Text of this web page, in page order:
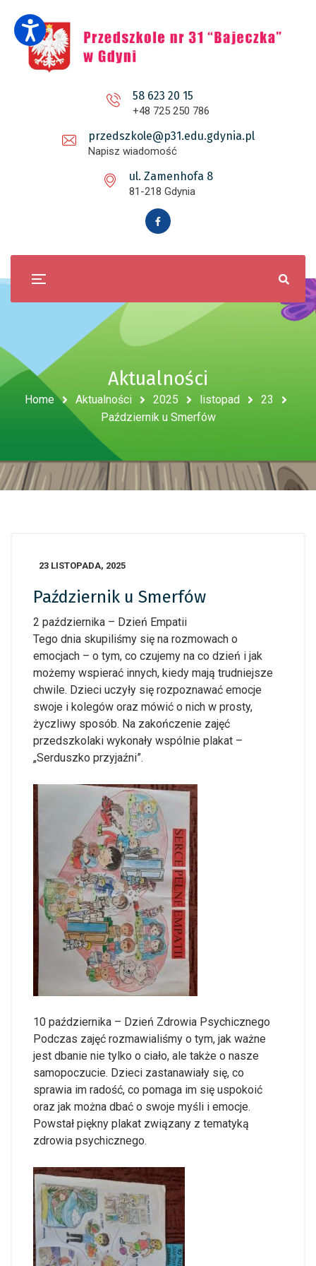
58 623 20 15
+48 725 250 786
przedszkole@p31.edu.gdynia.pl
Napisz wiadomość
ul. Zamenhofa 8
81-218 Gdynia
Aktualności
Home Aktualności 2025 listopad
23
Październik u Smerfów
23 LISTOPADA, 2025
Październik u Smerfów
2 października – Dzień Empatii
Tego dnia skupiliśmy się na rozmowach o
emocjach – o tym, co czujemy na co dzień i jak
możemy wspierać innych, kiedy mają trudniejsze
chwile. Dzieci uczyły się rozpoznawać emocje
swoje i kolegów oraz mówić o nich w prosty,
życzliwy sposób. Na zakończenie zajęć
przedszkolaki wykonały wspólnie plakat –
„Serduszko przyjaźni”.
10 października – Dzień Zdrowia Psychicznego
Podczas zajęć rozmawialiśmy o tym, jak ważne
jest dbanie nie tylko o ciało, ale także o nasze
samopoczucie. Dzieci zastanawiały się, co
sprawia im radość, co pomaga im się uspokoić
oraz jak można dbać o swoje myśli i emocje.
Powstał piękny plakat związany z tematyką
zdrowia psychicznego.